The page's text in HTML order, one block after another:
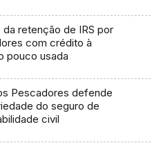
da retenção de IRS por
com crédito à
pouco usada
Pescadores defende
do seguro de
civil